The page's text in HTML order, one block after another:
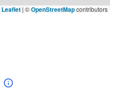
Leaflet | ©OpenStreetMapcontributors